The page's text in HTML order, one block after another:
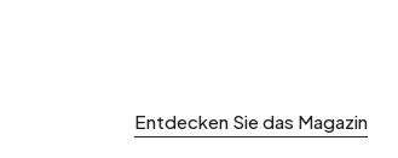
Entdecken Sie das Magazin